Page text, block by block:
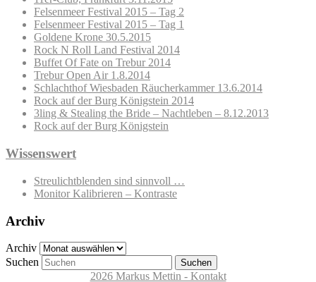
Felsenmeer Festival 2015 – Tag 2
Felsenmeer Festival 2015 – Tag 1
Goldene Krone 30.5.2015
Rock N Roll Land Festival 2014
Buffet Of Fate on Trebur 2014
Trebur Open Air 1.8.2014
Schlachthof Wiesbaden Räucherkammer 13.6.2014
Rock auf der Burg Königstein 2014
3ling & Stealing the Bride – Nachtleben – 8.12.2013
Rock auf der Burg Königstein
Wissenswert
Streulichtblenden sind sinnvoll …
Monitor Kalibrieren – Kontraste
Archiv
Archiv
Suchen
2026 Markus Mettin - Kontakt